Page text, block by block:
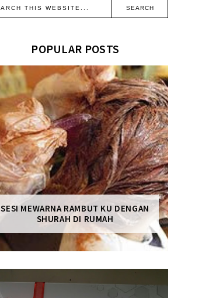
POPULAR POSTS
SESI MEWARNA RAMBUT KU DENGAN
SHURAH DI RUMAH